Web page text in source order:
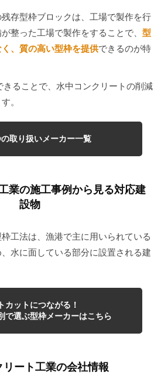
存型枠ブロックは、工場で製作を行
整った工場で製作をすることで、型
、質の高い型枠を提供できるのが特
きることで、水中コンクリートの削減
。
取り扱いメーカー一覧
業の施工事例から見る対応建
設物
枠工法は、漁港で主に用いられている
水に面している部分に設置される建
カットにつながる！
で選ぶ型枠メーカーはこちら
リート工業の会社情報